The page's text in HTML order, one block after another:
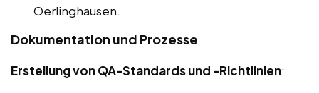
Oerlinghausen.
Dokumentation und Prozesse
Erstellung von QA-Standards und -Richtlinien: